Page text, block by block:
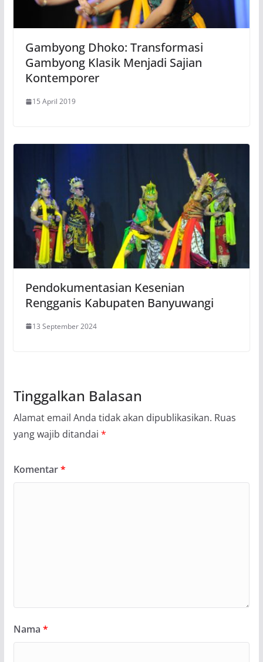
Gambyong Dhoko: Transformasi
Gambyong Klasik Menjadi Sajian
Kontemporer
15 April 2019
Pendokumentasian Kesenian
Rengganis Kabupaten Banyuwangi
13 September 2024
Tinggalkan Balasan
Alamat email Anda tidak akan dipublikasikan. Ruas
yang wajib ditandai *
Komentar*
Nama *